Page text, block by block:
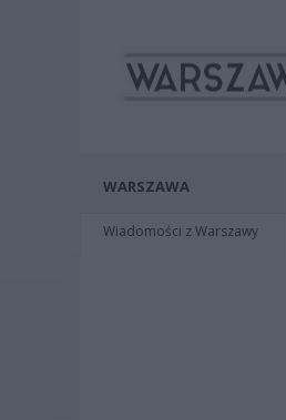
WARSZAWA
Wiadomości z Warszawy